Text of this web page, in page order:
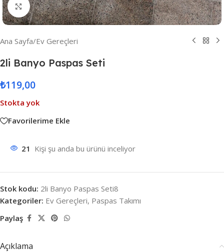
Resmi Büyüt
Ana Sayfa/Ev Gereçleri
2li Banyo Paspas Seti
₺119,00
Stokta yok
Favorilerime Ekle
21 Kişi şu anda bu ürünü inceliyor
Stok kodu: 2li Banyo Paspas Seti8
Kategoriler: Ev Gereçleri, Paspas Takımı
Paylaş
Açıklama